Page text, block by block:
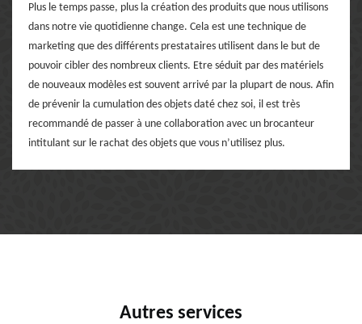
Plus le temps passe, plus la création des produits que nous utilisons
dans notre vie quotidienne change. Cela est une technique de
marketing que des différents prestataires utilisent dans le but de
pouvoir cibler des nombreux clients. Etre séduit par des matériels
de nouveaux modèles est souvent arrivé par la plupart de nous. Afin
de prévenir la cumulation des objets daté chez soi, il est très
recommandé de passer à une collaboration avec un brocanteur
intitulant sur le rachat des objets que vous n’utilisez plus.
Autres services